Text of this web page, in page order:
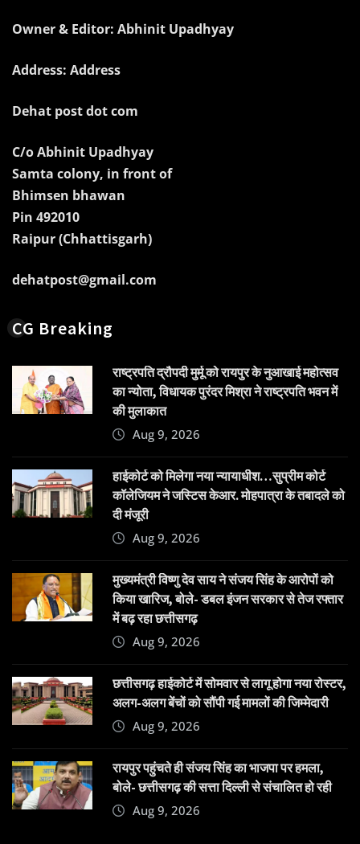
Owner & Editor: Abhinit Upadhyay
Address: Address
Dehat post dot com
C/o Abhinit Upadhyay
Samta colony, in front of
Bhimsen bhawan
Pin 492010
Raipur (Chhattisgarh)
dehatpost@gmail.com
CG Breaking
राष्ट्रपति द्रौपदी मुर्मू को रायपुर के नुआखाई महोत्सव
का न्योता, विधायक पुरंदर मिश्रा ने राष्ट्रपति भवन में
की मुलाकात
Aug 9, 2026
हाईकोर्ट को मिलेगा नया न्यायाधीश…सुप्रीम कोर्ट
कॉलेजियम ने जस्टिस केआर. मोहपात्रा के तबादले को
दी मंजूरी
Aug 9, 2026
मुख्यमंत्री विष्णु देव साय ने संजय सिंह के आरोपों को
किया खारिज, बोले- डबल इंजन सरकार से तेज रफ्तार
में बढ़ रहा छत्तीसगढ़
Aug 9, 2026
छत्तीसगढ़ हाईकोर्ट में सोमवार से लागू होगा नया रोस्टर,
अलग-अलग बेंचों को सौंपी गई मामलों की जिम्मेदारी
Aug 9, 2026
रायपुर पहुंचते ही संजय सिंह का भाजपा पर हमला,
बोले- छत्तीसगढ़ की सत्ता दिल्ली से संचालित हो रही
Aug 9, 2026